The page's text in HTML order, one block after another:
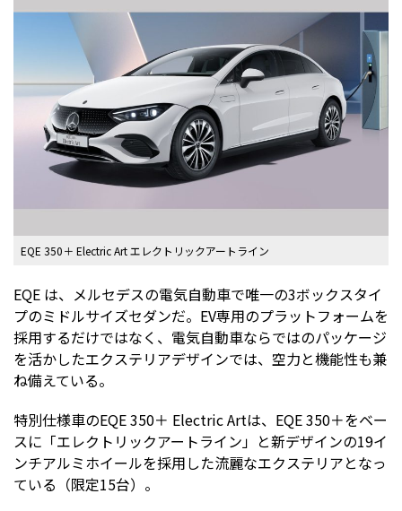
EQE 350＋ Electric Art エレクトリックアートライン
EQE は、メルセデスの電気自動車で唯一の3ボックスタイ
プのミドルサイズセダンだ。EV専用のプラットフォームを
採用するだけではなく、電気自動車ならではのパッケージ
を活かしたエクステリアデザインでは、空力と機能性も兼
ね備えている。
特別仕様車のEQE 350＋ Electric Artは、EQE 350＋をベー
スに「エレクトリックアートライン」と新デザインの19イ
ンチアルミホイールを採用した流麗なエクステリアとなっ
ている（限定15台）。